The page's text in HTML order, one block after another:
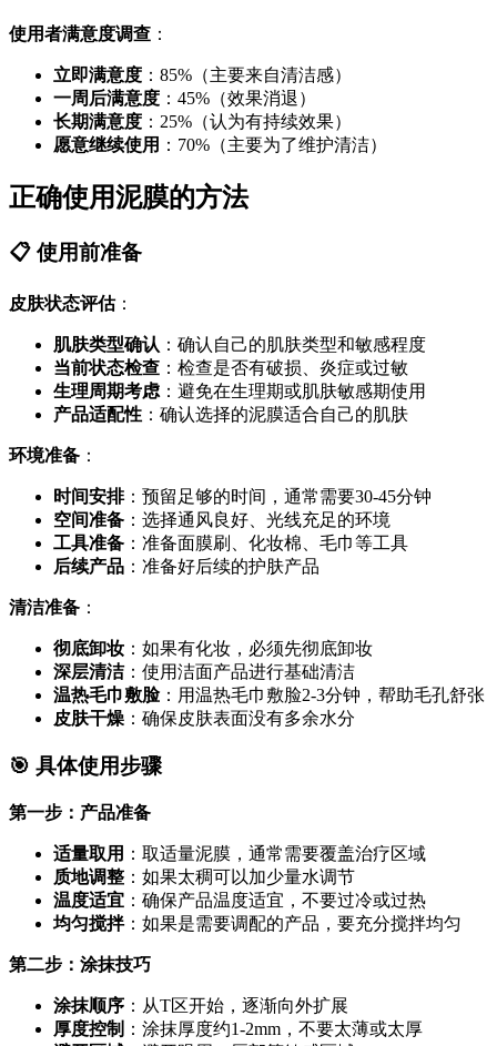
使用者满意度调查 ：
立即满意度 ：85%（主要来自清洁感）
一周后满意度 ：45%（效果消退）
长期满意度 ：25%（认为有持续效果）
愿意继续使用 ：70%（主要为了维护清洁）
正确使用泥膜的方法
📋 使用前准备
皮肤状态评估：
肌肤类型确认 ：确认自己的肌肤类型和敏感程度
当前状态检查 ：检查是否有破损、炎症或过敏
生理周期考虑 ：避免在生理期或肌肤敏感期使用
产品适配性 ：确认选择的泥膜适合自己的肌肤
环境准备 ：
时间安排：预留足够的时间，通常需要30-45分钟
空间准备 ：选择通风良好、光线充足的环境
工具准备 ：准备面膜刷、化妆棉、毛巾等工具
后续产品 ：准备好后续的护肤产品
清洁准备 ：
彻底卸妆 ：如果有化妆，必须先彻底卸妆
深层清洁：使用洁面产品进行基础清洁
温热毛巾敷脸：用温热毛巾敷脸2-3分钟，帮助毛孔舒张
皮肤干燥 ：确保皮肤表面没有多余水分
🎯 具体使用步骤
第一步：产品准备
适量取用 ：取适量泥膜，通常需要覆盖治疗区域
质地调整 ：如果太稠可以加少量水调节
温度适宜 ：确保产品温度适宜，不要过冷或过热
均匀搅拌：如果是需要调配的产品，要充分搅拌均匀
第二步：涂抹技巧
涂抹顺序 ：从T区开始，逐渐向外扩展
厚度控制 ：涂抹厚度约1-2mm，不要太薄或太厚